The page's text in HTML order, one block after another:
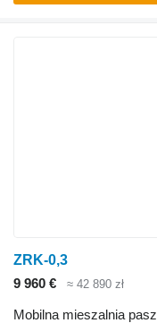
ZRK-0,3
9 960 €
≈ 42 890 zł
Mobilna mieszalnia pasz